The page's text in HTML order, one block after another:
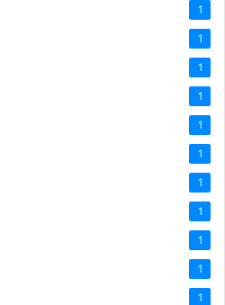
1
1
1
1
1
1
1
1
1
1
1